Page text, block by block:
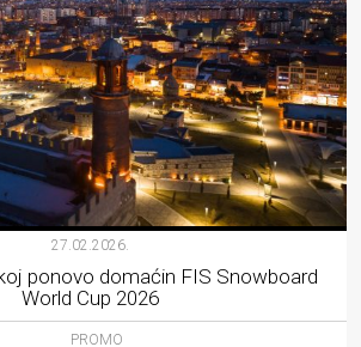
27.02.2026.
ponovo domaćin FIS Snowboard
World Cup 2026
PROMO